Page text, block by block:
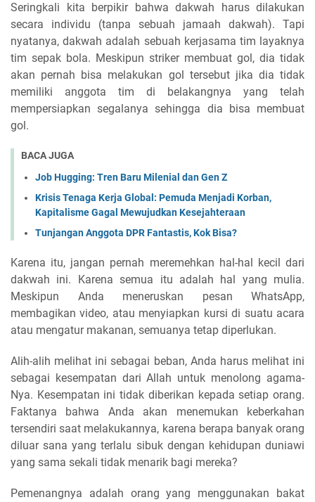
Seringkali kita berpikir bahwa dakwah harus dilakukan
secara individu (tanpa sebuah jamaah dakwah). Tapi
nyatanya, dakwah adalah sebuah kerjasama tim layaknya
tim sepak bola. Meskipun striker membuat gol, dia tidak
akan pernah bisa melakukan gol tersebut jika dia tidak
memiliki anggota tim di belakangnya yang telah
mempersiapkan segalanya sehingga dia bisa membuat
gol.
BACA JUGA
Job Hugging: Tren Baru Milenial dan Gen Z
Krisis Tenaga Kerja Global: Pemuda Menjadi Korban,
Kapitalisme Gagal Mewujudkan Kesejahteraan
Tunjangan Anggota DPR Fantastis, Kok Bisa?
Karena itu, jangan pernah meremehkan hal-hal kecil dari
dakwah ini. Karena semua itu adalah hal yang mulia.
Meskipun Anda meneruskan pesan WhatsApp,
membagikan video, atau menyiapkan kursi di suatu acara
atau mengatur makanan, semuanya tetap diperlukan.
Alih-alih melihat ini sebagai beban, Anda harus melihat ini
sebagai kesempatan dari Allah untuk menolong agama-
Nya. Kesempatan ini tidak diberikan kepada setiap orang.
Faktanya bahwa Anda akan menemukan keberkahan
tersendiri saat melakukannya, karena berapa banyak orang
diluar sana yang terlalu sibuk dengan kehidupan duniawi
yang sama sekali tidak menarik bagi mereka?
Pemenangnya adalah orang yang menggunakan bakat